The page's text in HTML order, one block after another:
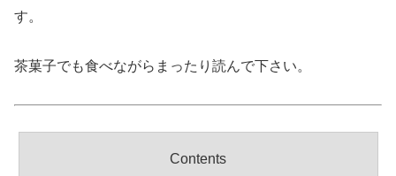
す。
茶菓子でも食べながらまったり読んで下さい。
Contents